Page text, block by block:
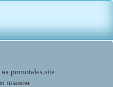
pornotales.site
планом